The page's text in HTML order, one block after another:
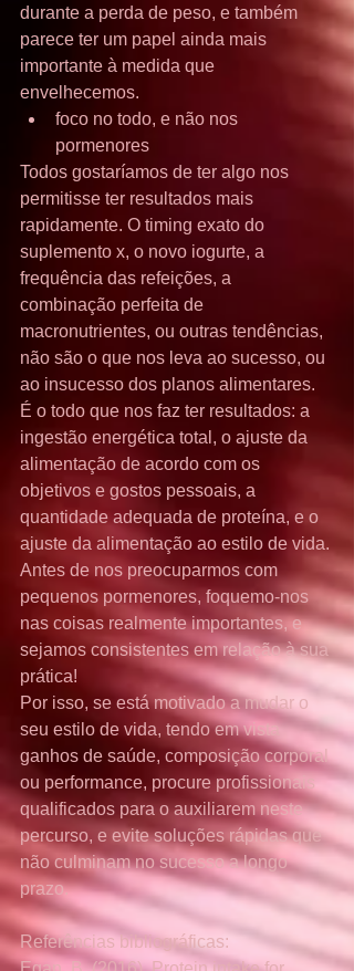
durante a perda de peso, e também
parece ter um papel ainda mais
importante à medida que
envelhecemos.
foco no todo, e não nos
pormenores
Todos gostaríamos de ter algo nos
permitisse ter resultados mais
rapidamente. O timing exato do
suplemento x, o novo iogurte, a
frequência das refeições, a
combinação perfeita de
macronutrientes, ou outras tendências,
não são o que nos leva ao sucesso, ou
ao insucesso dos planos alimentares.
É o todo que nos faz ter resultados: a
ingestão energética total, o ajuste da
alimentação de acordo com os
objetivos e gostos pessoais, a
quantidade adequada de proteína, e o
ajuste da alimentação ao estilo de vida.
Antes de nos preocuparmos com
pequenos pormenores, foquemo-nos
nas coisas realmente importantes, e
sejamos consistentes em relação à sua
prática!
Por isso, se está motivado a mudar o
seu estilo de vida, tendo em vista
ganhos de saúde, composição corporal
ou performance, procure profissionais
qualificados para o auxiliarem neste
percurso, e evite soluções rápidas que
não culminam no sucesso a longo
prazo.
Referências bibliográficas: